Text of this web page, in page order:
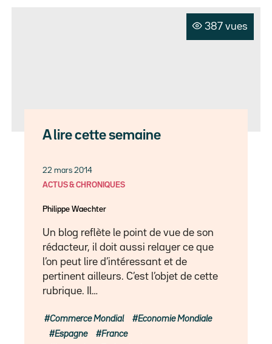
387 vues
A lire cette semaine
22 mars 2014
ACTUS & CHRONIQUES
Philippe Waechter
Un blog reflète le point de vue de son
rédacteur, il doit aussi relayer ce que
l’on peut lire d’intéressant et de
pertinent ailleurs. C’est l’objet de cette
rubrique. Il…
Commerce Mondial
Economie Mondiale
Espagne
France